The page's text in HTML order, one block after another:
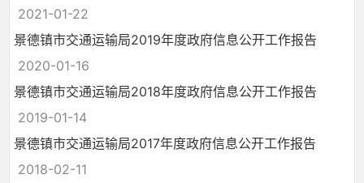
2021-01-22
景德镇市交通运输局2019年度政府信息公开工作报告
2020-01-16
景德镇市交通运输局2018年度政府信息公开工作报告
2019-01-14
景德镇市交通运输局2017年度政府信息公开工作报告
2018-02-11